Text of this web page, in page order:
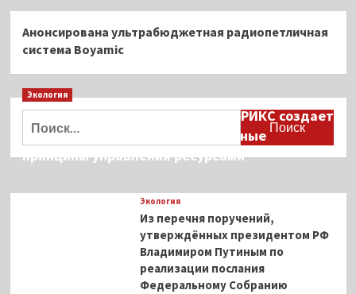
Анонсирована ультрабюджетная радиопетличная
система Boyamic
Экология
Дмитрий Кобылкин: площадка БРИКС создает
возможность сформировать единые
принципы управления ресурсами
Экология
Из перечня поручений,
утверждённых президентом РФ
Владимиром Путиным по
реализации послания
Федеральному Собранию